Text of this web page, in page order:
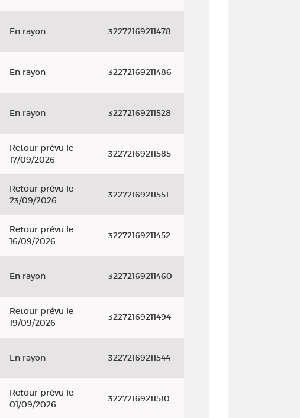
En rayon 32272169211478
En rayon 32272169211486
En rayon 32272169211528
Retour prévu le
17/09/2026
32272169211585
Retour prévu le
23/09/2026
32272169211551
Retour prévu le
16/09/2026
32272169211452
En rayon 32272169211460
Retour prévu le
19/09/2026
32272169211494
En rayon 32272169211544
Retour prévu le
01/09/2026
32272169211510